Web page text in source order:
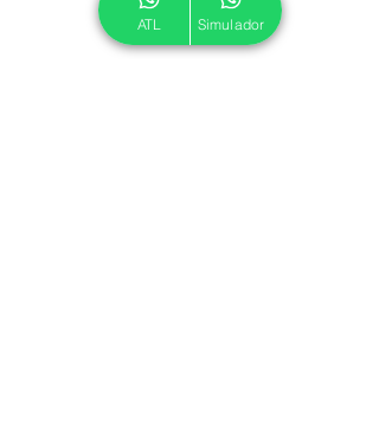
ATL Simulador